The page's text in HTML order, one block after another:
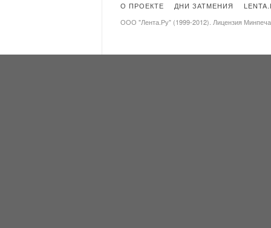
О ПРОЕКТЕ ДНИ ЗАТМЕНИЯ
ООО "Лента.Ру" (1999-2012). Лицензия